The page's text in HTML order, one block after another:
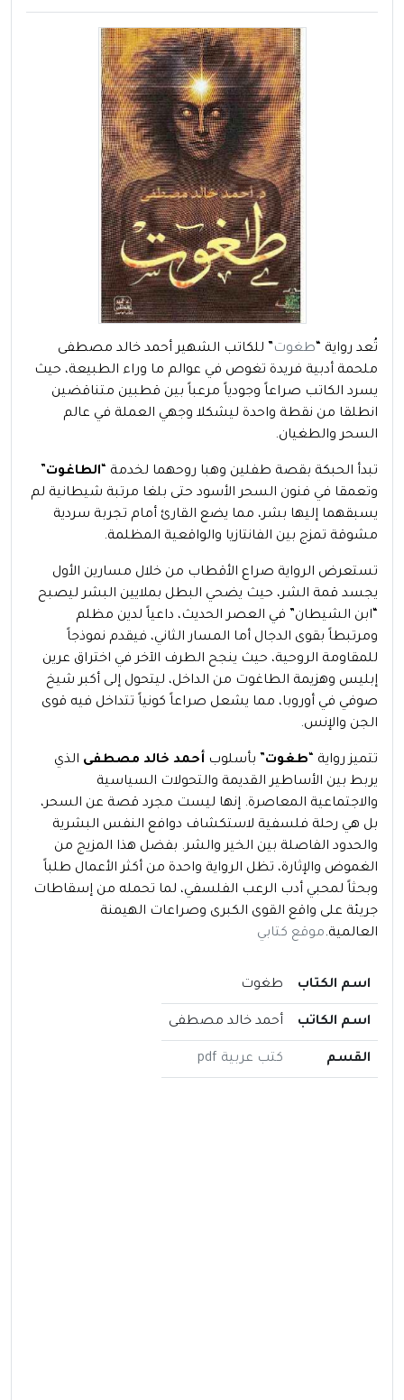
تُعد رواية “ طغوت” للكاتب الشهير أحمد خالد مصطفى
ملحمة أدبية فريدة تغوص في عوالم ما وراء الطبيعة، حيث
يسرد الكاتب صراعاً وجودياً مرعباً بين قطبين متناقضين
انطلقا من نقطة واحدة ليشكلا وجهي العملة في عالم
السحر والطغيان.
تبدأ الحبكة بقصة طفلين وهبا روحهما لخدمة “ الطاغوت”
وتعمقا في فنون السحر الأسود حتى بلغا مرتبة شيطانية لم
يسبقهما إليها بشر، مما يضع القارئ أمام تجربة سردية
مشوقة تمزج بين الفانتازيا والواقعية المظلمة.
تستعرض الرواية صراع الأقطاب من خلال مسارين الأول
يجسد قمة الشر، حيث يضحي البطل بملايين البشر ليصبح
“ابن الشيطان” في العصر الحديث، داعياً لدين مظلم
ومرتبطاً بقوى الدجال أما المسار الثاني، فيقدم نموذجاً
للمقاومة الروحية، حيث ينجح الطرف الآخر في اختراق عرين
إبليس وهزيمة الطاغوت من الداخل، ليتحول إلى أكبر شيخ
صوفي في أوروبا، مما يشعل صراعاً كونياً تتداخل فيه قوى
الجن والإنس.
تتميز رواية “ طغوت” بأسلوب أحمد خالد مصطفى الذي
يربط بين الأساطير القديمة والتحولات السياسية
والاجتماعية المعاصرة. إنها ليست مجرد قصة عن السحر،
بل هي رحلة فلسفية لاستكشاف دوافع النفس البشرية
والحدود الفاصلة بين الخير والشر. بفضل هذا المزيج من
الغموض والإثارة، تظل الرواية واحدة من أكثر الأعمال طلباً
وبحثاً لمحبي أدب الرعب الفلسفي، لما تحمله من إسقاطات
جريئة على واقع القوى الكبرى وصراعات الهيمنة
العالمية.موقع كتابي
اسم الكتاب طغوت
اسم الكاتب أحمد خالد مصطفى
القسم كتب عربية pdf